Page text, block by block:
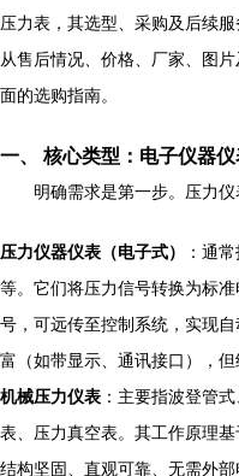
压力表，其选型、采购及后续
从售后情况、价格、厂家、图
面的选购指南。
一、 核心类型：电子仪器
明确需求是第一步。压力仪
压力仪器仪表（电子式）
：通
等。它们将压力信号转换为标
号，可远传至控制系统，实现
富（如带显示、通讯接口），但
机械压力仪表 ：主要指波登管
表、压力真空表。其工作原理
结构坚固、直观可靠、无需外